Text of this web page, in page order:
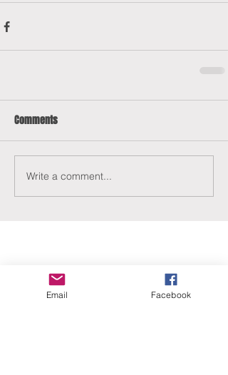
Comments
Write a comment...
ERANUS Alapítvány
Email Facebook